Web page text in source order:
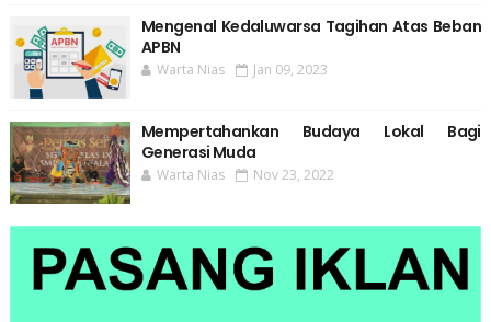
Mengenal Kedaluwarsa Tagihan Atas Beban
APBN
Warta Nias Jan 09, 2023
Mempertahankan Budaya Lokal Bagi
Generasi Muda
Warta Nias Nov 23, 2022